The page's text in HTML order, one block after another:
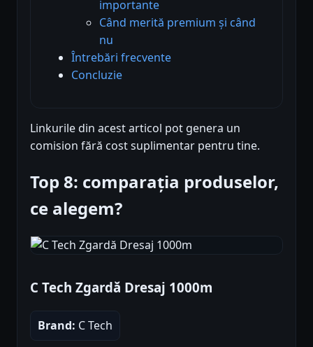
importante
Când merită premium și când
nu
Întrebări frecvente
Concluzie
Linkurile din acest articol pot genera un
comision fără cost suplimentar pentru tine.
Top 8: comparația produselor,
ce alegem?
C Tech Zgardă Dresaj 1000m
Brand: C Tech